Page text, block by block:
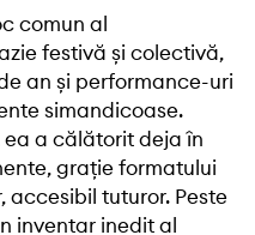
comun al
festivă și colectivă,
an și performance-uri
simandicoase.
ea a călătorit deja în
grație formatului
accesibil tuturor. Peste
inventar inedit al